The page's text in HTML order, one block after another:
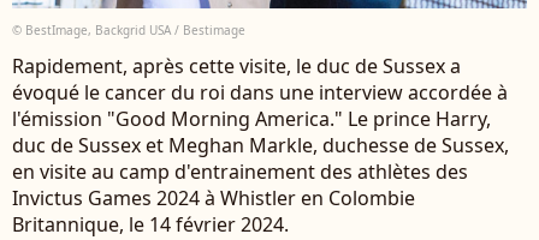
© BestImage, Backgrid USA / Bestimage
Rapidement, après cette visite, le duc de Sussex a
évoqué le cancer du roi dans une interview accordée à
l'émission "Good Morning America." Le prince Harry,
duc de Sussex et Meghan Markle, duchesse de Sussex,
en visite au camp d'entrainement des athlètes des
Invictus Games 2024 à Whistler en Colombie
Britannique, le 14 février 2024.